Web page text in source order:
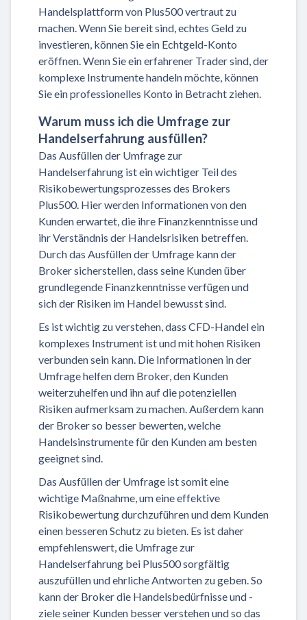
Handelsplattform von Plus500 vertraut zu
machen. Wenn Sie bereit sind, echtes Geld zu
investieren, können Sie ein Echtgeld-Konto
eröffnen. Wenn Sie ein erfahrener Trader sind, der
komplexe Instrumente handeln möchte, können
Sie ein professionelles Konto in Betracht ziehen.
Warum muss ich die Umfrage zur
Handelserfahrung ausfüllen?
Das Ausfüllen der Umfrage zur
Handelserfahrung ist ein wichtiger Teil des
Risikobewertungsprozesses des Brokers
Plus500. Hier werden Informationen von den
Kunden erwartet, die ihre Finanzkenntnisse und
ihr Verständnis der Handelsrisiken betreffen.
Durch das Ausfüllen der Umfrage kann der
Broker sicherstellen, dass seine Kunden über
grundlegende Finanzkenntnisse verfügen und
sich der Risiken im Handel bewusst sind.
Es ist wichtig zu verstehen, dass CFD-Handel ein
komplexes Instrument ist und mit hohen Risiken
verbunden sein kann. Die Informationen in der
Umfrage helfen dem Broker, den Kunden
weiterzuhelfen und ihn auf die potenziellen
Risiken aufmerksam zu machen. Außerdem kann
der Broker so besser bewerten, welche
Handelsinstrumente für den Kunden am besten
geeignet sind.
Das Ausfüllen der Umfrage ist somit eine
wichtige Maßnahme, um eine effektive
Risikobewertung durchzuführen und dem Kunden
einen besseren Schutz zu bieten. Es ist daher
empfehlenswert, die Umfrage zur
Handelserfahrung bei Plus500 sorgfältig
auszufüllen und ehrliche Antworten zu geben. So
kann der Broker die Handelsbedürfnisse und -
ziele seiner Kunden besser verstehen und so das